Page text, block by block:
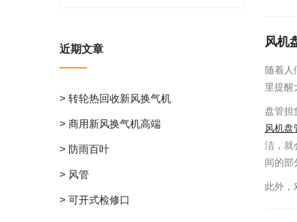
风机
随着人
里提醒
盘管担
风机盘
洁，就
间的部
此外，
近期文章
> 转轮热回收新风换气机
> 商用新风换气机高端
> 防雨百叶
> 风管
> 可开式检修口